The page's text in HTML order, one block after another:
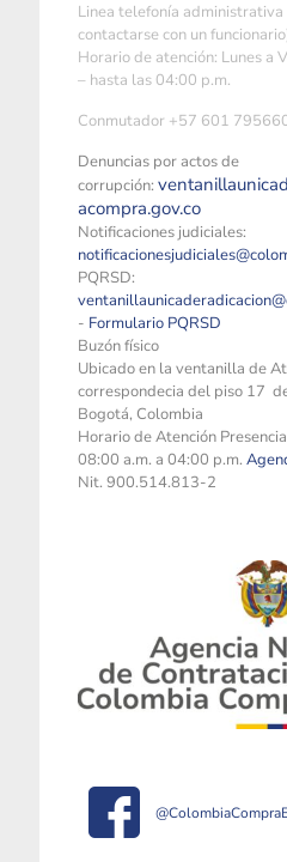
Linea telefonía administrativa
contactarse con un
Horario de atención: Lunes a
– hasta las 04:00 p.m.
Conmutador +57 601
Denuncias por actos de
corrupción:
acompra.gov.co
Notificaciones judiciales:
PQRSD:
- Formulario PQRSD
Buzón físico
Ubicado en la ventanilla de
correspondecia del piso 17
Bogotá, Colombia
Horario de Atención
08:00 a.m. a 04:00 p.m.
Nit. 900.514.813-2